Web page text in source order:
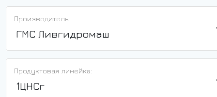
Производитель:
ГМС Ливгидромаш
Продуктовая линейка:
1ЦНСг